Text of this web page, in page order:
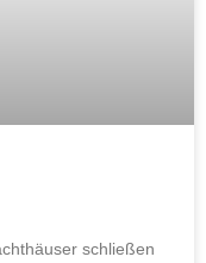
schließen